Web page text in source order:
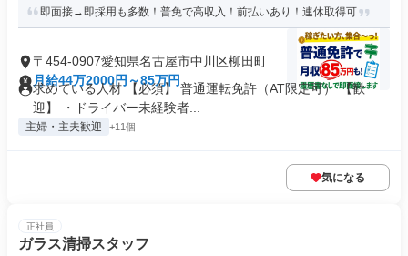
即面接→即採用も多数！普免で高収入！前払いあり！連休取得可
〒454-0907愛知県名古屋市中川区柳田町
月給44万2000円～85万円
求めている人材 【必須】 普通運転免許（AT限定可） 【歓
迎】 ・ドライバー未経験者...
主婦・主夫歓迎 +11個
気になる
正社員
ガラス清掃スタッフ